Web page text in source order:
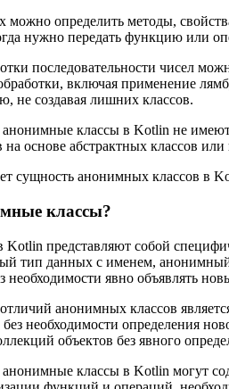
можно определить методы,
нужно передать функцию или
последовательности чисел
включая применение
не создавая лишних классов.
классы в Kotlin не имеют
на основе абстрактных классов
сущность анонимных классов в
классы?
представляют собой
тип данных с именем,
необходимости явно объявлять
анонимных классов
без необходимости определения
объектов без явного
классы в Kotlin могут